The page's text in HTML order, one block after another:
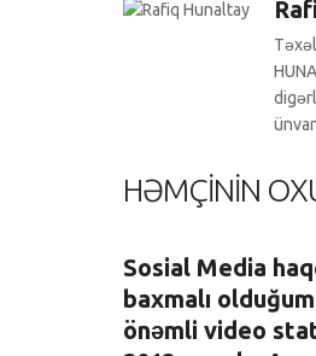
HƏMÇININ
Sosial Media
Sosial Media
baxmalı
önəmli video